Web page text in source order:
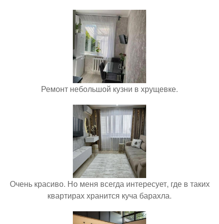
Ремонт небольшой кузни в хрущевке.
Очень красиво. Но меня всегда интересует, где в таких
квартирах хранится куча барахла.